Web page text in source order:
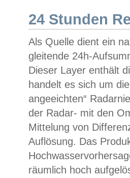
24 Stunden
Als Quelle dient ein
gleitende 24h-
Dieser Layer enthält
handelt es sich um
angeeichten“
der Radar- mit den
Mittelung von
Auflösung. Das
räumlich hoch